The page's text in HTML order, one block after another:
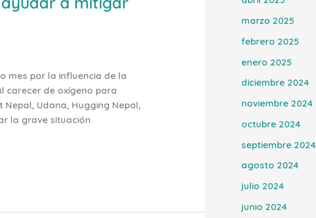
mes por la influencia de la
carecer de oxígeno para
Udana, Hugging Nepal,
la grave situación
marzo 2025
febrero 2025
enero 2025
diciembre 2024
noviembre 2024
octubre 2024
septiembre 2024
agosto 2024
julio 2024
junio 2024